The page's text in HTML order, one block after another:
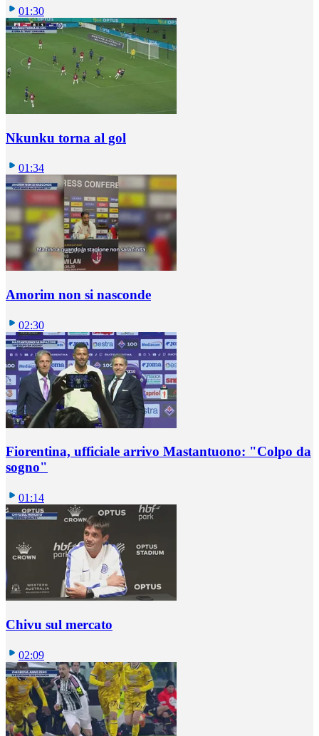
01:30
Nkunku torna al gol
01:34
Amorim non si nasconde
02:30
Fiorentina, ufficiale arrivo Mastantuono: "Colpo da
sogno"
01:14
Chivu sul mercato
02:09